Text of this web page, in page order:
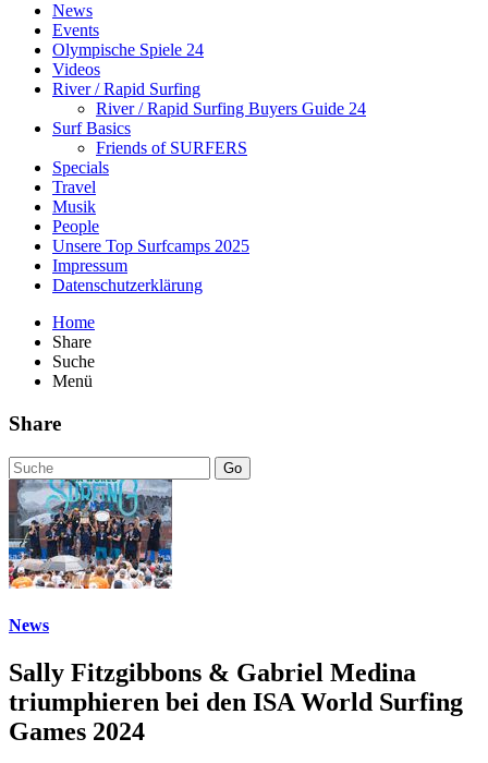
News
Events
Olympische Spiele 24
Videos
River / Rapid Surfing
River / Rapid Surfing Buyers Guide 24
Surf Basics
Friends of SURFERS
Specials
Travel
Musik
People
Unsere Top Surfcamps 2025
Impressum
Datenschutzerklärung
Home
Share
Suche
Menü
Share
Go
News
Sally Fitzgibbons & Gabriel Medina
triumphieren bei den ISA World Surfing
Games 2024